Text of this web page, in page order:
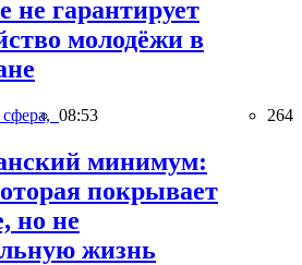
не гарантирует
молодёжи в
08:53 264
минимум:
покрывает
но не
жизнь